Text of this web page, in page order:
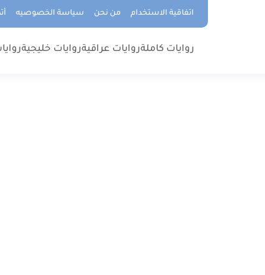
اتفاقية الاستخدام من نحن سياسة الخصوصيه
روايات كاملةروايات عراقيةروايات خليجية